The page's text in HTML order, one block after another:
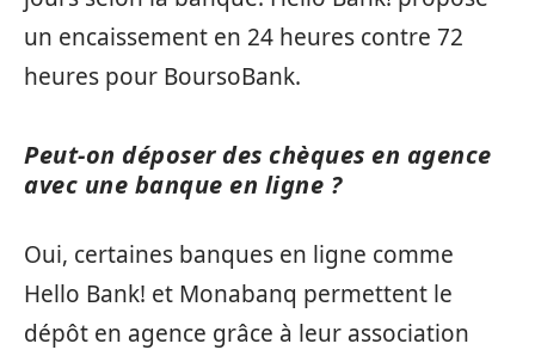
un encaissement en 24 heures contre 72
heures pour BoursoBank.
Peut-on déposer des chèques en agence
avec une banque en ligne ?
Oui, certaines banques en ligne comme
Hello Bank! et Monabanq permettent le
dépôt en agence grâce à leur association